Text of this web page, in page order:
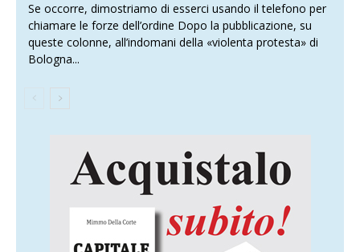
Se occorre, dimostriamo di esserci usando il telefono per
chiamare le forze dell’ordine Dopo la pubblicazione, su
queste colonne, all’indomani della «violenta protesta» di
Bologna...